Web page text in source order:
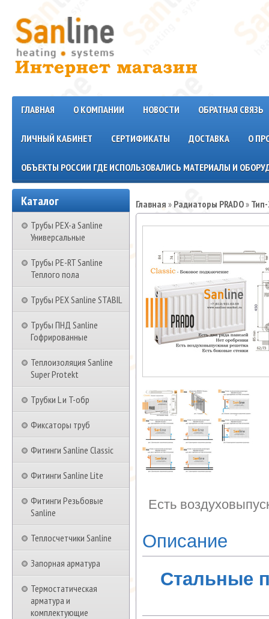
ГЛАВНАЯ О КОМПАНИИ НОВОСТИ ОБРАТНАЯ СВЯЗЬ
ЛИЧНЫЙ КАБИНЕТ СЕРТИФИКАТЫ ДОСТАВКА О
ОБЪЕКТЫ РОССИИ ГДЕ ИСПОЛЬЗОВАЛИСЬ МАТЕРИАЛЫ И
Каталог
Трубы PEX-a Sanline
Универсальные
Трубы PE-RT Sanline
Теплого пола
Трубы PEX Sanline STABIL
Трубы ПНД Sanline
Гофрированные
Теплоизоляция Sanline
Super Protekt
Трубки L и T-обр
Фиксаторы труб
Фитинги Sanline Classic
Фитинги Sanline Lite
Фитинги Резьбовые
Sanline
Теплосчетчики Sanline
Запорная арматура
Термостатическая
арматура и
комплектующие
Главная » Радиаторы PRADO»
Есть
Описание
Стальные